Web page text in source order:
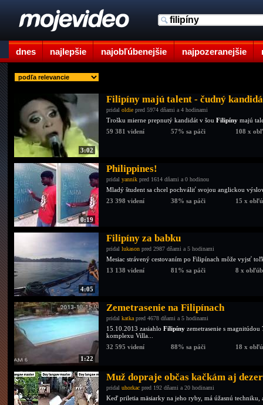
dnes najlepšie najobľúbenejšie najpozeranejšie
3:02
Filipíny majú talent - čudný
pridal oldie pred 5974 dňami a 4 hodinami
Trošku mierne prepnutý kandidát v šou Filipíny majú
59 381 videní
57% sa páči 108 x
0:19
Philippines!
pridal yannik pred 1614 dňami a 0 hodinou
Mladý študent sa chcel pochváliť svojou anglickou
23 398 videní
38% sa páči 15 x
4:05
Filipíny za babku
pridal lukason pred 2987 dňami a 5 hodinami
Mesiac strávený cestovaním po Filipínach môže vyjsť
13 138 videní
81% sa páči 8 x
1:22
Zemetrasenie na Filipínach
pridal katka pred 4678 dňami a 5 hodinami
15.10.2013 zasiahlo Filipíny zemetrasenie s
komplexu Villa...
32 595 videní
88% sa páči 18 x
Muž dopraje občas kačkám aj
pridal uhorkac pred 192 dňami a 20 hodinami
Keď priletia mäsiarky na jeho ryby, má úžasnú